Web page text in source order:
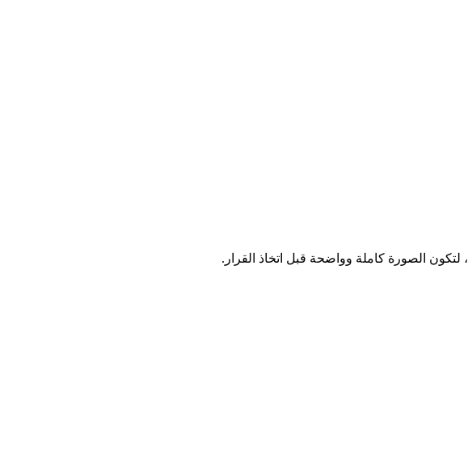
، لتكون الصورة كاملة وواضحة قبل اتخاذ القرار.